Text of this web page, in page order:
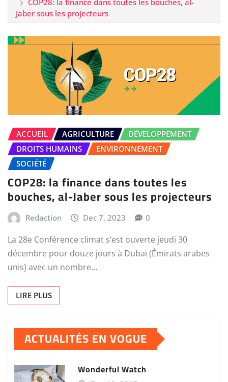
COP28: la finance dans toutes les bouches, al-
Jaber sous les projecteurs
ACCUEIL AGRICULTURE
DÉVELOPPEMENT
DROITS HUMAINS
ENVIRONNEMENT
SOCIÉTÉ
COP28: la finance dans toutes les
bouches, al-Jaber sous les projecteurs
Redaction Dec 7, 2023 0
La 28e Conférence climat s’est ouverte jeudi 30
décembre pour douze jours à Dubaï (Émirats arabes
unis) avec un nombre…
LIRE PLUS
ACTUALITÉS EN VOGUE
Wonderful Watch